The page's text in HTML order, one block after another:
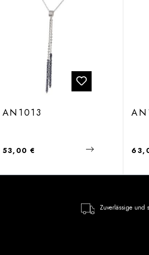
AN1013
Regulärer Preis:
53,00 €
Zuverlässige und